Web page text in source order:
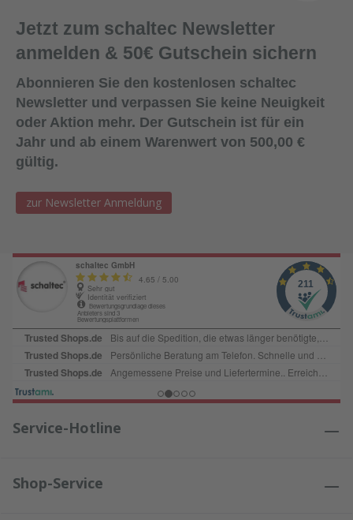
Seifenlösung zwischen die Fugenkanten und das
Dichtmittel gelangt (um die Haftwirkung nicht zu
beeinträchtigen).Lagerung:18 Monate bei ungeöffneter
Verpackung an einem kühlen und trockenen Lagerort bei
Temperaturen zwischen +5°C und +25
°C. Lieferform:600ml Folienbeutel, 12
Beutel/KartonFarbe:SchwarzAbgabe:Nur in Verbindung mit
Bestellung von Ersatzplatten in passender Menge!
Jetzt zum schaltec Newsletter
anmelden & 50€ Gutschein sichern
Abonnieren Sie den kostenlosen schaltec
Newsletter und verpassen Sie keine Neuigkeit
oder Aktion mehr. Der Gutschein ist für ein
Jahr und ab einem Warenwert von 500,00 €
gültig.
zur Newsletter Anmeldung
Service-Hotline
Shop-Service